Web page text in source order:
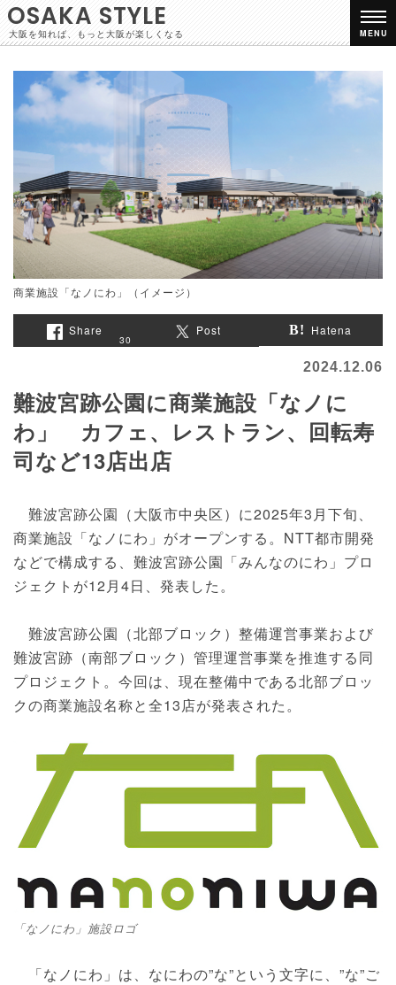
OSAKA STYLE
大阪を知れば、もっと大阪が楽しくなる MENU
商業施設「なノにわ」（イメージ）
Share
30
Post Hatena
2024.12.06
難波宮跡公園に商業施設「なノに
わ」 カフェ、レストラン、回転寿
司など13店出店
難波宮跡公園（大阪市中央区）に2025年3月下旬、
商業施設「なノにわ」がオープンする。NTT都市開発
などで構成する、難波宮跡公園「みんなのにわ」プロ
ジェクトが12月4日、発表した。
難波宮跡公園（北部ブロック）整備運営事業および
難波宮跡（南部ブロック）管理運営事業を推進する同
プロジェクト。今回は、現在整備中である北部ブロッ
クの商業施設名称と全13店が発表された。
「なノにわ」施設ロゴ
「なノにわ」は、なにわの”な”という文字に、”な”ご